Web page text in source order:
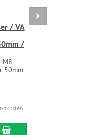
/ VA
/
M8
50mm
In den Warenkorb